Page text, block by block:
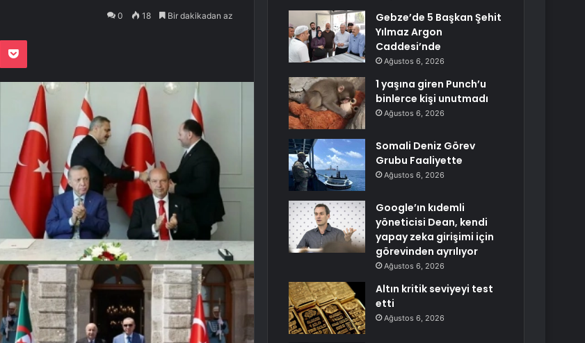
0 18 Bir dakikadan az
Pocket
Gebze’de 5 Başkan Şehit
Yılmaz Argon
Caddesi’nde
Ağustos 6, 2026
1 yaşına giren Punch’u
binlerce kişi unutmadı
Ağustos 6, 2026
Somali Deniz Görev
Grubu Faaliyette
Ağustos 6, 2026
Google’ın kıdemli
yöneticisi Dean, kendi
yapay zeka girişimi için
görevinden ayrılıyor
Ağustos 6, 2026
Altın kritik seviyeyi test
etti
Ağustos 6, 2026